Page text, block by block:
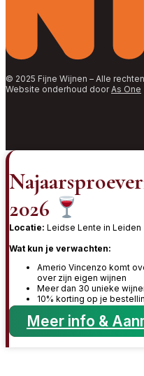
© 2025 Fijne Wijnen – Alle
Website onderhoud door As One
2026
Locatie: Leidse Lente in Leiden
Wat kun je verwachten:
Amerio Vincenzo komt
over zijn eigen wijnen
Meer dan 30 unieke
10% korting op je
Meer info &